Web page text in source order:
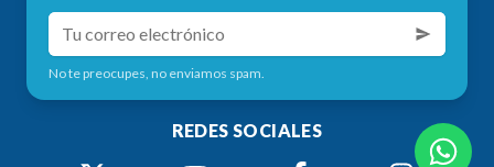
No te preocupes, no enviamos spam.
REDES SOCIALES